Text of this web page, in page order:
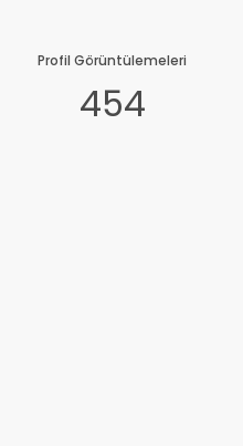
Profil Görüntülemeleri
454